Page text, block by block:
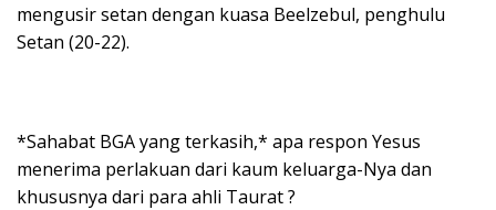
mengusir setan dengan kuasa Beelzebul, penghulu
Setan (20-22).
*Sahabat BGA yang terkasih,* apa respon Yesus
menerima perlakuan dari kaum keluarga-Nya dan
khususnya dari para ahli Taurat ?